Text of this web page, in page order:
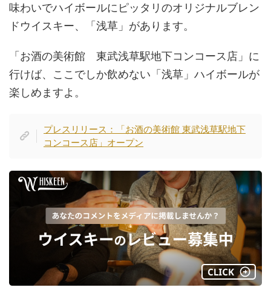
味わいでハイボールにピッタリのオリジナルブレン
ドウイスキー、「浅草」があります。
「お酒の美術館 東武浅草駅地下コンコース店」に
行けば、ここでしか飲めない「浅草」ハイボールが
楽しめますよ。
プレスリリース：「お酒の美術館 東武浅草駅地下
コンコース店」オープン